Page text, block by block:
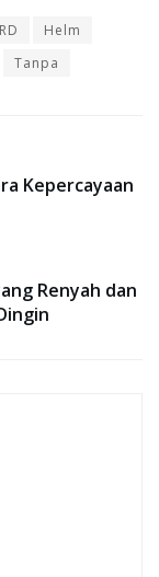
Helm
Tanpa
Kepercayaan
Renyah dan